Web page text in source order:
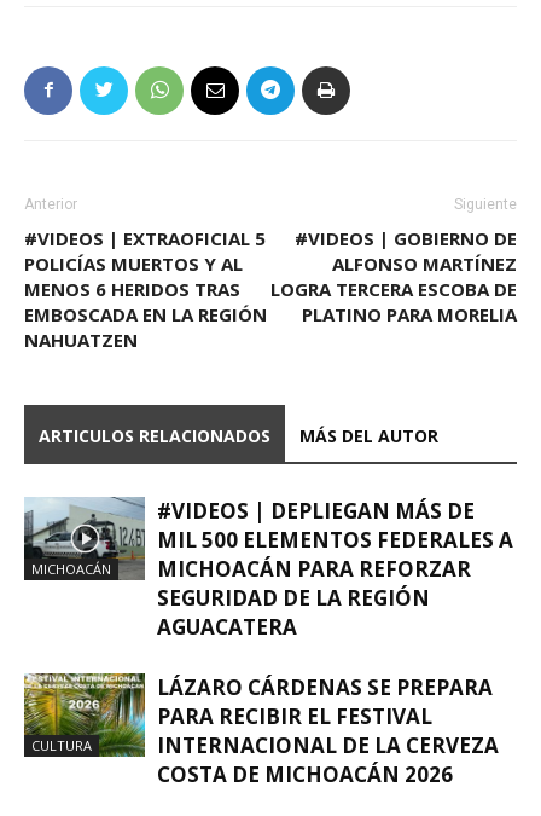
Anterior
#VIDEOS | EXTRAOFICIAL 5
POLICÍAS MUERTOS Y AL
MENOS 6 HERIDOS TRAS
EMBOSCADA EN LA REGIÓN
NAHUATZEN
Siguiente
#VIDEOS | GOBIERNO DE
ALFONSO MARTÍNEZ
LOGRA TERCERA ESCOBA DE
PLATINO PARA MORELIA
ARTICULOS RELACIONADOS MÁS DEL AUTOR
MICHOACÁN
#VIDEOS | DEPLIEGAN MÁS DE
MIL 500 ELEMENTOS FEDERALES A
MICHOACÁN PARA REFORZAR
SEGURIDAD DE LA REGIÓN
AGUACATERA
CULTURA
LÁZARO CÁRDENAS SE PREPARA
PARA RECIBIR EL FESTIVAL
INTERNACIONAL DE LA CERVEZA
COSTA DE MICHOACÁN 2026